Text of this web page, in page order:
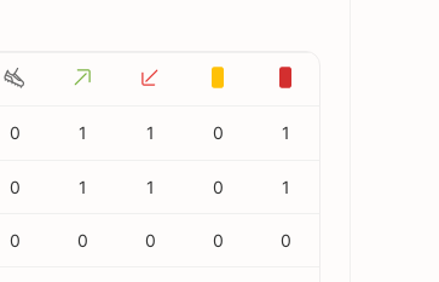
0 1 1 0 1
0 1 1 0 1
0 0 0 0 0